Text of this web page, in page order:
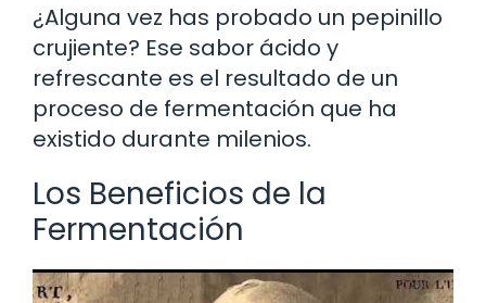
¿Alguna vez has probado un pepinillo
crujiente? Ese sabor ácido y
refrescante es el resultado de un
proceso de fermentación que ha
existido durante milenios.
Los Beneficios de la
Fermentación